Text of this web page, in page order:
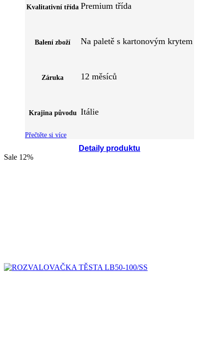
Detaily produktu
Kvalitativní třída Premium třída
Balení zboží Na paletě s kartonovým krytem
Záruka 12 měsíců
Krajina původu Itálie
Přečtěte si více
Sale 12%